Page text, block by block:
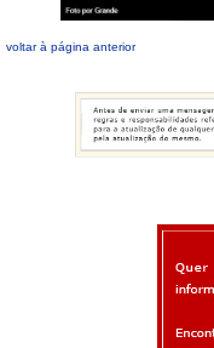
voltar à página anterior